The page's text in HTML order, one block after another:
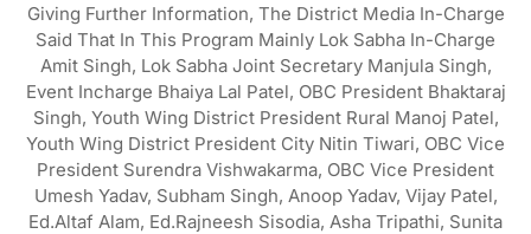
Giving Further Information, The District Media In-Charge
Said That In This Program Mainly Lok Sabha In-Charge
Amit Singh, Lok Sabha Joint Secretary Manjula Singh,
Event Incharge Bhaiya Lal Patel, OBC President Bhaktaraj
Singh, Youth Wing District President Rural Manoj Patel,
Youth Wing District President City Nitin Tiwari, OBC Vice
President Surendra Vishwakarma, OBC Vice President
Umesh Yadav, Subham Singh, Anoop Yadav, Vijay Patel,
Ed.Altaf Alam, Ed.Rajneesh Sisodia, Asha Tripathi, Sunita